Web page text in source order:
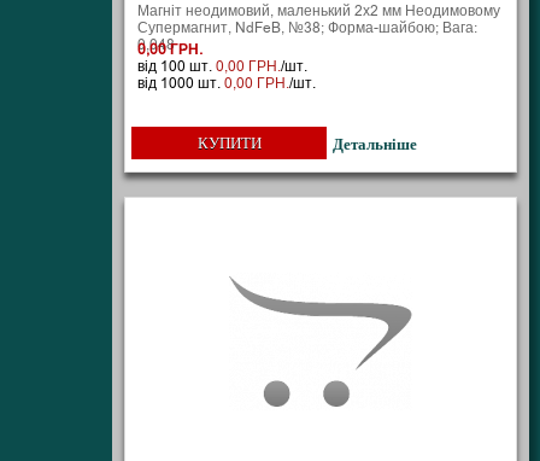
Магніт неодимовий, маленький 2х2 мм Неодимовому
Супермагнит, NdFeB, №38; Форма-шайбою; Вага:
0,048 ..
0,00 ГРН.
від 100 шт.0,00 ГРН./шт.
від 1000 шт.0,00 ГРН./шт.
КУПИТИ Детальніше